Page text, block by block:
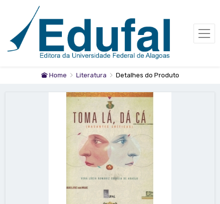
Home Literatura Detalhes do Produto